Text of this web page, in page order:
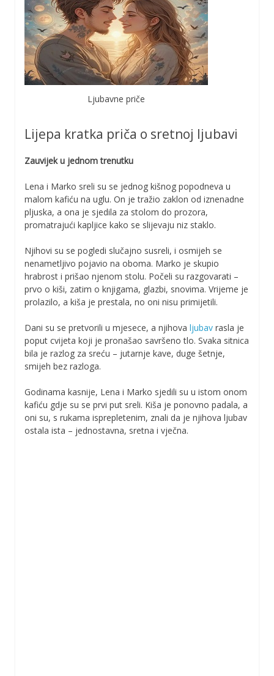
Ljubavne priče
Lijepa kratka priča o sretnoj ljubavi
Zauvijek u jednom trenutku
Lena i Marko sreli su se jednog kišnog popodneva u
malom kafiću na uglu. On je tražio zaklon od iznenadne
pljuska, a ona je sjedila za stolom do prozora,
promatrajući kapljice kako se slijevaju niz staklo.
Njihovi su se pogledi slučajno susreli, i osmijeh se
nenametljivo pojavio na oboma. Marko je skupio
hrabrost i prišao njenom stolu. Počeli su razgovarati –
prvo o kiši, zatim o knjigama, glazbi, snovima. Vrijeme je
prolazilo, a kiša je prestala, no oni nisu primijetili.
Dani su se pretvorili u mjesece, a njihova ljubav rasla je
poput cvijeta koji je pronašao savršeno tlo. Svaka sitnica
bila je razlog za sreću – jutarnje kave, duge šetnje,
smijeh bez razloga.
Godinama kasnije, Lena i Marko sjedili su u istom onom
kafiću gdje su se prvi put sreli. Kiša je ponovno padala, a
oni su, s rukama isprepletenim, znali da je njihova ljubav
ostala ista – jednostavna, sretna i vječna.